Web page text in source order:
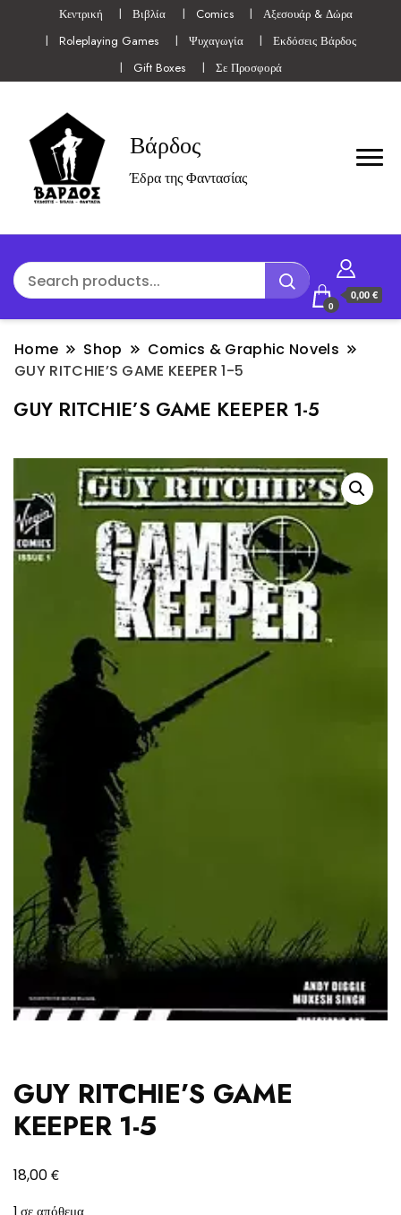
Κεντρική Βιβλία Comics
Αξεσουάρ & Δώρα
Roleplaying Games
Ψυχαγωγία
Εκδόσεις Βάρδος
Gift Boxes
Σε Προσφορά
Βάρδος
Έδρα της Φαντασίας
0
0,00 €
Home Shop
Comics & Graphic Novels
GUY RITCHIE’S GAME KEEPER 1-5
GUY RITCHIE’S GAME KEEPER 1-5
GUY RITCHIE’S GAME
KEEPER 1-5
18,00€
1 σε απόθεμα